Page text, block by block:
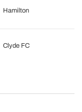
Hamilton
Clyde FC